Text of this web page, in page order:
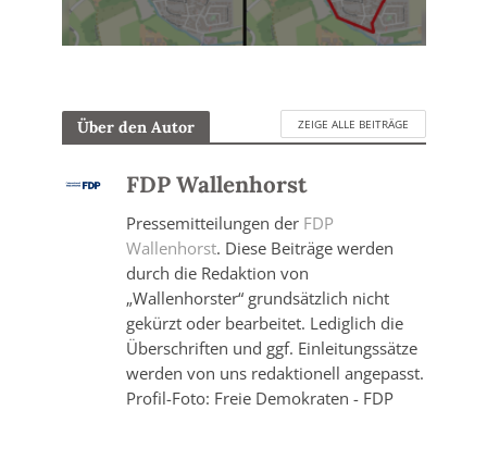
Über den Autor ZEIGE ALLE BEITRÄGE
FDP Wallenhorst
Pressemitteilungen der FDP
Wallenhorst. Diese Beiträge werden
durch die Redaktion von
„Wallenhorster“ grundsätzlich nicht
gekürzt oder bearbeitet. Lediglich die
Überschriften und ggf. Einleitungssätze
werden von uns redaktionell angepasst.
Profil-Foto: Freie Demokraten - FDP